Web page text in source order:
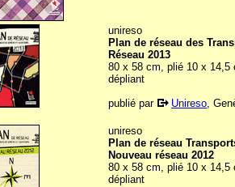
unireso
Plan de réseau des
Réseau 2013
80 x 58 cm, plié 10 x 14,5
dépliant
publié par
Unireso,
unireso
Plan de réseau
Nouveau réseau 2012
80 x 58 cm, plié 10 x 14,5
dépliant